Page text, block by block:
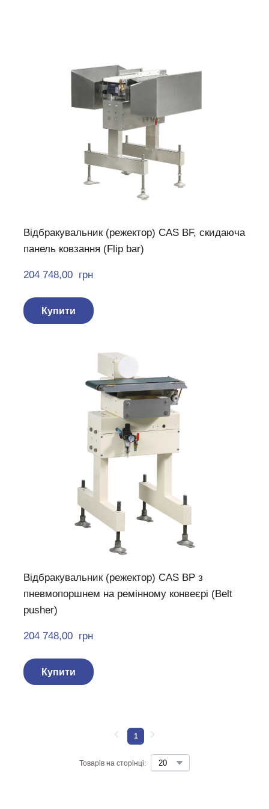
Відбракувальник (режектор) CAS BF, cкидаюча
панель ковзання (Flip bar)
204 748,00  грн
Купити
Відбракувальник (режектор) CAS BP з
пневмопоршнем на ремінному конвеєрі (Belt
pusher)
204 748,00  грн
Купити
Товарів на сторінці:
1